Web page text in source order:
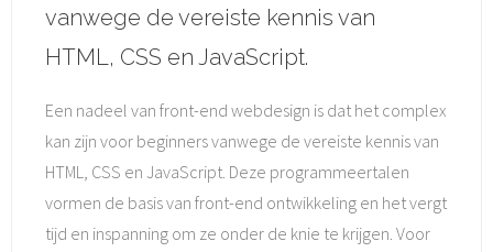
vanwege de vereiste kennis van
HTML, CSS en JavaScript.
Een nadeel van front-end webdesign is dat het complex
kan zijn voor beginners vanwege de vereiste kennis van
HTML, CSS en JavaScript. Deze programmeertalen
vormen de basis van front-end ontwikkeling en het vergt
tijd en inspanning om ze onder de knie te krijgen. Voor